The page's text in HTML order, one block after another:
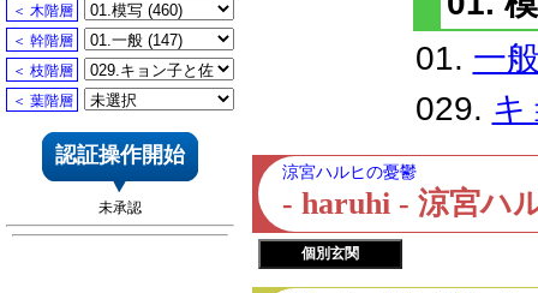
01. 一
029. キ
涼宮ハルヒの憂鬱
- haruhi - 涼宮ハ
個別玄関
＜ 木階層
＜ 幹階層
＜ 枝階層
＜ 葉階層
認証操作開始
未承認